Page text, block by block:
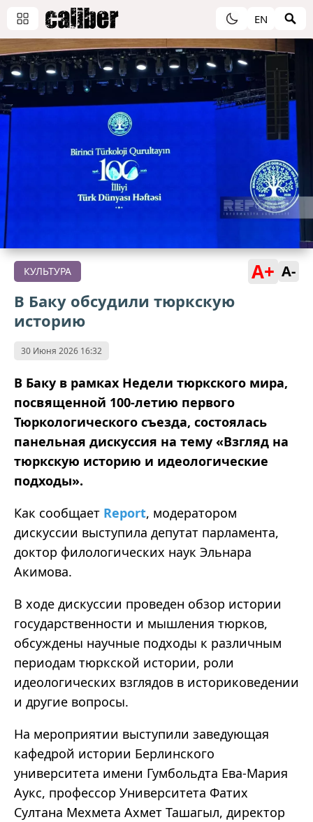
EN
КУЛЬТУРА A+ A-
В Баку обсудили тюркскую
историю
30 Июня 2026 16:32
В Баку в рамках Недели тюркского мира,
посвященной 100-летию первого
Тюркологического съезда, состоялась
панельная дискуссия на тему «Взгляд на
тюркскую историю и идеологические
подходы».
Как сообщает Report, модератором
дискуссии выступила депутат парламента,
доктор филологических наук Эльнара
Акимова.
В ходе дискуссии проведен обзор истории
государственности и мышления тюрков,
обсуждены научные подходы к различным
периодам тюркской истории, роли
идеологических взглядов в историковедении
и другие вопросы.
На мероприятии выступили заведующая
кафедрой истории Берлинского
университета имени Гумбольдта Ева-Мария
Аукс, профессор Университета Фатих
Султана Мехмета Ахмет Ташагыл, директор